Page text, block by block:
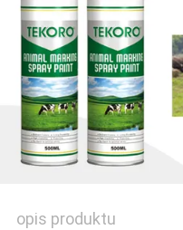
POLITYKA
PRYWATNOŚCI
opis produktu